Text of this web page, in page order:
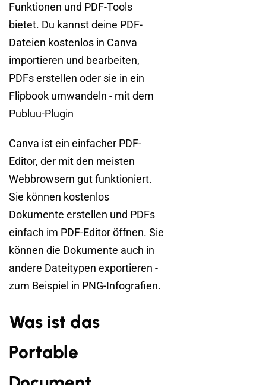
Funktionen und PDF-Tools
bietet. Du kannst deine PDF-
Dateien kostenlos in Canva
importieren und bearbeiten,
PDFs erstellen oder sie in ein
Flipbook umwandeln - mit dem
Publuu-Plugin
Canva ist ein einfacher PDF-
Editor, der mit den meisten
Webbrowsern gut funktioniert.
Sie können kostenlos
Dokumente erstellen und PDFs
einfach im PDF-Editor öffnen. Sie
können die Dokumente auch in
andere Dateitypen exportieren -
zum Beispiel in PNG-Infografien.
Was ist das
Portable